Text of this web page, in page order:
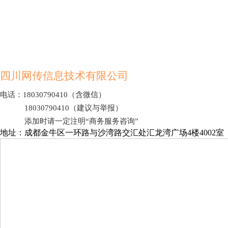
四川网传信息技术有限公司
电话：18030790410（含微信）
18030790410（建议与举报）
添加时请一定注明“商务服务咨询”
地址：成都金牛区一环路与沙湾路交汇处汇龙湾广场4楼4002室